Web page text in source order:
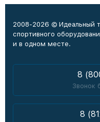
2008-2026 © Идеальный
спортивного
и в одном месте.
8
Звонок
8